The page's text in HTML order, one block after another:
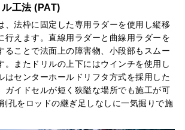
ル工法 (PAT)
、法枠に固定した専用ラダーを使用し縦移
行えます。直線用ラダーと曲線用ラダーを
ることで法面上の障害物、小段部もスムー
。またドリルの上下にはウインチを使用し
はセンターホールドリフタ方式を採用した
ガイドセルが短く狭隘な場所でも施工が可
孔をロッドの継ぎ足しなしに一気掘りで施